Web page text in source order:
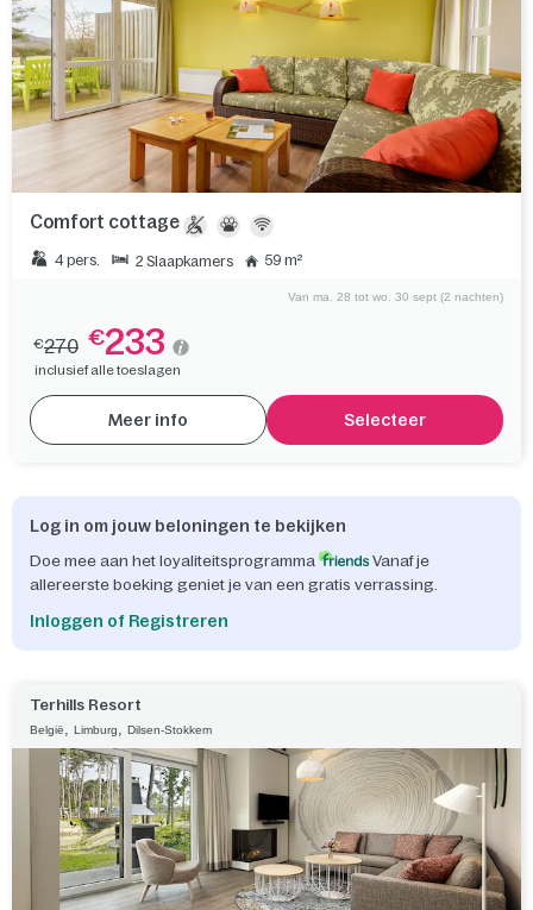
Comfort cottage
4 pers. 2 Slaapkamers 59 m²
Van ma. 28 tot wo. 30 sept (2 nachten)
€270 €233
inclusief alle toeslagen
Meer info Selecteer
Log in om jouw beloningen te bekijken
Doe mee aan het loyaliteitsprogramma
Vanaf je
allereerste boeking geniet je van een gratis verrassing.
Inloggen of Registreren
Terhills Resort
België Limburg Dilsen-Stokkem